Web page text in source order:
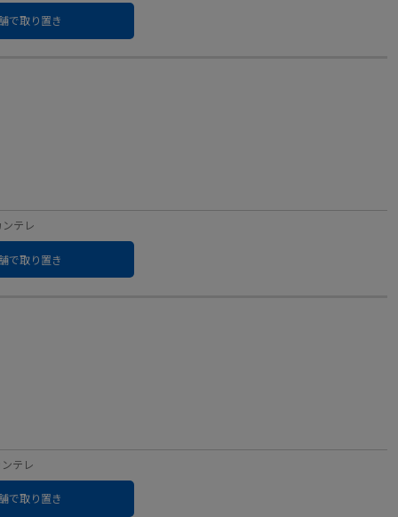
で取り置き
テレ
で取り置き
テレ
で取り置き